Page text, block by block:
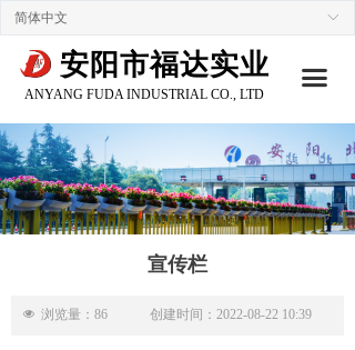
安阳市福达实业
ANYANG FUDA INDUSTRIAL CO., LTD
끀
ꀅ
简体中文
宣传栏
创建时间： 2022-08-22 10:39
넶 浏览量： 86